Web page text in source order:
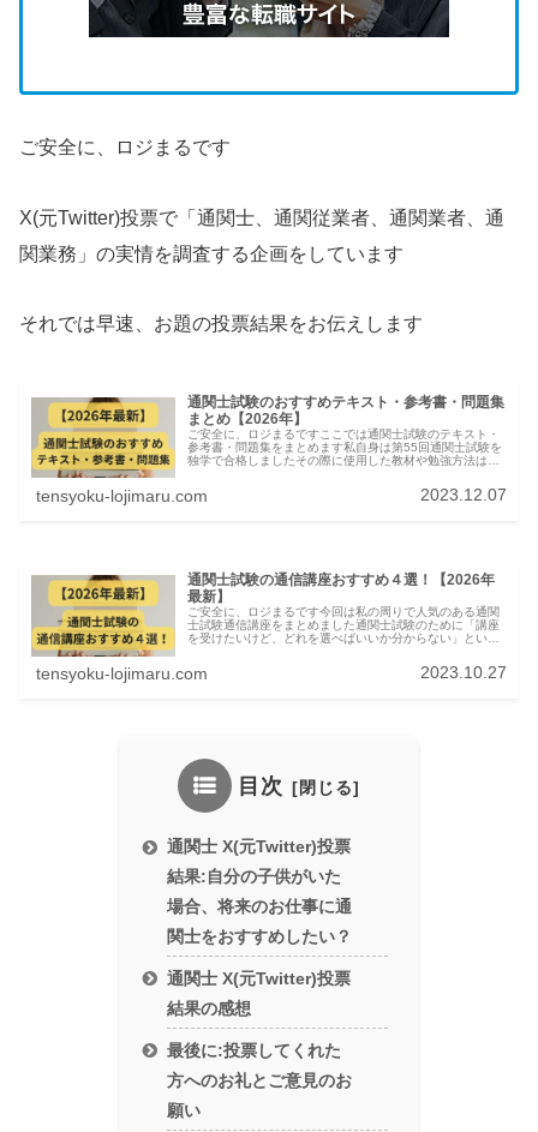
ご安全に、ロジまるです
X(元Twitter)投票で「通関士、通関従業者、通関業者、通
関業務」の実情を調査する企画をしています
それでは早速、お題の投票結果をお伝えします
通関士試験のおすすめテキスト・参考書・問題集
まとめ【2026年】
ご安全に、ロジまるですここでは通関士試験のテキスト・
参考書・問題集をまとめます私自身は第55回通関士試験を
独学で合格しましたその際に使用した教材や勉強方法は下
tensyoku-lojimaru.com 2023.12.07
通関士試験の通信講座おすすめ４選！【2026年
最新】
ご安全に、ロジまるです今回は私の周りで人気のある通関
士試験通信講座をまとめました通関士試験のために「講座
を受けたいけど、どれを選べばいいか分からない」という
tensyoku-lojimaru.com 2023.10.27
目次
通関士 X(元Twitter)投票
結果:自分の子供がいた
場合、将来のお仕事に通
関士をおすすめしたい？
通関士 X(元Twitter)投票
結果の感想
最後に:投票してくれた
方へのお礼とご意見のお
願い